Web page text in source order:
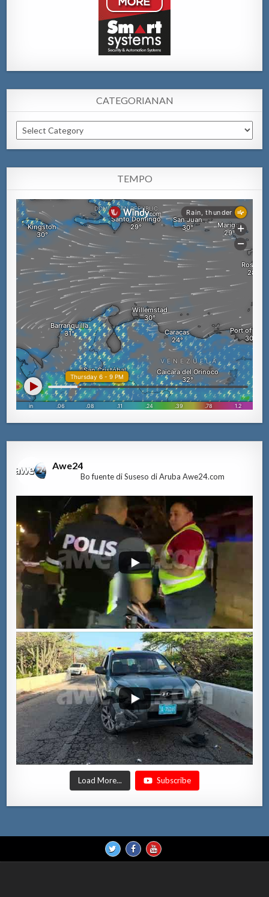
CATEGORIANAN
Categorianan
TEMPO
Awe24
Bo fuente di Suseso di Aruba Awe24.com
Load More... Subscribe